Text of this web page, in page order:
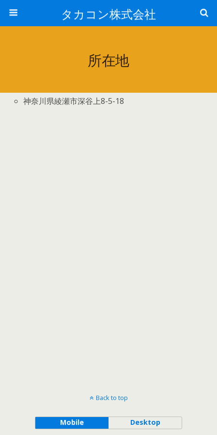
タカコン株式会社
所在地
神奈川県綾瀬市深谷上8-5-18
Back to top
Mobile Desktop